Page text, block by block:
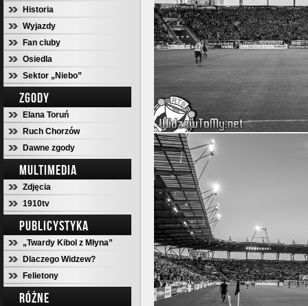
Historia
Wyjazdy
Fan cluby
Osiedla
Sektor „Niebo”
ZGODY
Elana Toruń
Ruch Chorzów
Dawne zgody
MULTIMEDIA
Zdjęcia
1910tv
PUBLICYSTYKA
„Twardy Kibol z Młyna”
Dlaczego Widzew?
Felietony
RÓŻNE